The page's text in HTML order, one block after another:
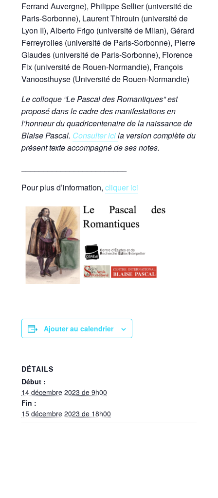
Ferrand Auvergne), Philippe Sellier (université de
Paris-Sorbonne), Laurent Thirouin (université de
Lyon II), Alberto Frigo (université de Milan), Gérard
Ferreyrolles (université de Paris-Sorbonne), Pierre
Glaudes (université de Paris-Sorbonne), Florence
Fix (université de Rouen-Normandie), François
Vanoosthuyse (Université de Rouen-Normandie)
Le colloque “Le Pascal des Romantiques” est
proposé dans le cadre des manifestations en
l’honneur du quadricentenaire de la naissance de
Blaise Pascal. Consulter icila version complète du
présent texte accompagné de ses notes.
Pour plus d’information, cliquer ici
Ajouter au calendrier
DÉTAILS
Début :
14 décembre 2023 de 9h00
Fin :
15 décembre 2023 de 18h00